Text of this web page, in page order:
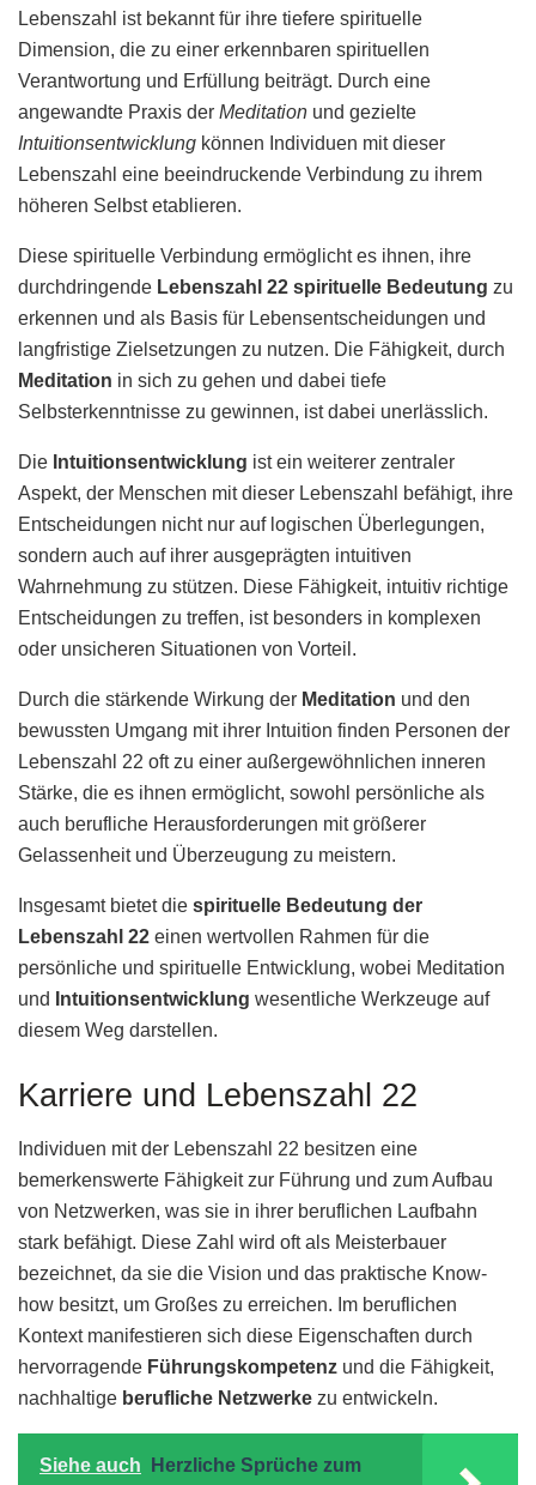
Lebenszahl ist bekannt für ihre tiefere spirituelle
Dimension, die zu einer erkennbaren spirituellen
Verantwortung und Erfüllung beiträgt. Durch eine
angewandte Praxis der Meditation und gezielte
Intuitionsentwicklung können Individuen mit dieser
Lebenszahl eine beeindruckende Verbindung zu ihrem
höheren Selbst etablieren.
Diese spirituelle Verbindung ermöglicht es ihnen, ihre
durchdringende Lebenszahl 22 spirituelle Bedeutung zu
erkennen und als Basis für Lebensentscheidungen und
langfristige Zielsetzungen zu nutzen. Die Fähigkeit, durch
Meditation in sich zu gehen und dabei tiefe
Selbsterkenntnisse zu gewinnen, ist dabei unerlässlich.
Die Intuitionsentwicklung ist ein weiterer zentraler
Aspekt, der Menschen mit dieser Lebenszahl befähigt, ihre
Entscheidungen nicht nur auf logischen Überlegungen,
sondern auch auf ihrer ausgeprägten intuitiven
Wahrnehmung zu stützen. Diese Fähigkeit, intuitiv richtige
Entscheidungen zu treffen, ist besonders in komplexen
oder unsicheren Situationen von Vorteil.
Durch die stärkende Wirkung der Meditation und den
bewussten Umgang mit ihrer Intuition finden Personen der
Lebenszahl 22 oft zu einer außergewöhnlichen inneren
Stärke, die es ihnen ermöglicht, sowohl persönliche als
auch berufliche Herausforderungen mit größerer
Gelassenheit und Überzeugung zu meistern.
Insgesamt bietet die spirituelle Bedeutung der
Lebenszahl 22 einen wertvollen Rahmen für die
persönliche und spirituelle Entwicklung, wobei Meditation
und
Intuitionsentwicklung wesentliche Werkzeuge auf
diesem Weg darstellen.
Karriere und Lebenszahl 22
Individuen mit der Lebenszahl 22 besitzen eine
bemerkenswerte Fähigkeit zur Führung und zum Aufbau
von Netzwerken, was sie in ihrer beruflichen Laufbahn
stark befähigt. Diese Zahl wird oft als Meisterbauer
bezeichnet, da sie die Vision und das praktische Know-
how besitzt, um Großes zu erreichen. Im beruflichen
Kontext manifestieren sich diese Eigenschaften durch
hervorragende Führungskompetenz und die Fähigkeit,
nachhaltige berufliche Netzwerke zu entwickeln.
Siehe auch Herzliche Sprüche zum